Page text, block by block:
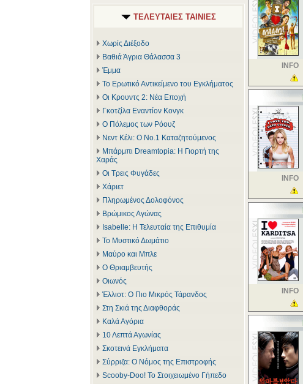
ΤΕΛΕΥΤΑΙΕΣ ΤΑΙΝΙΕΣ
Χωρίς Διέξοδο
Βαθιά Άγρια Θάλασσα 3
Έμμα
Το Ερωτικό Αντικείμενο του Εγκλήματος
Οι Κρουντς 2: Νέα Εποχή
Γκοτζίλα Εναντίον Κονγκ
Ο Πόλεμος των Ρόουζ
Νεντ Κέλι: Ο Νο.1 Καταζητούμενος
Μπάρμπι Dreamtopia: Η Γιορτή της
Χαράς
Οι Τρεις Φυγάδες
Χάριετ
Πληρωμένος Δολοφόνος
Βρώμικος Αγώνας
Isabelle: Η Τελευταία της Επιθυμία
Το Μυστικό Δωμάτιο
Μαύρο και Μπλε
Ο Θριαμβευτής
Οιωνός
Έλλιοτ: Ο Πιο Μικρός Τάρανδος
Στη Σκιά της Διαφθοράς
Καλά Αγόρια
10 Λεπτά Αγωνίας
Σκοτεινά Εγκλήματα
Σύρριζα: Ο Νόμος της Επιστροφής
Scooby-Doo! Το Στοιχειωμένο Γήπεδο
INFO
INFO
INFO